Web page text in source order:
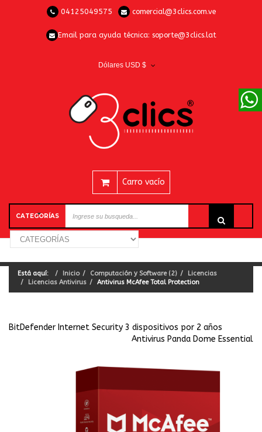
04125049575 comercial@3clics.com.ve
Email para ayuda técnica: soporte@3clics.lat
Dólares USD $
Carro vacío
CATEGORÍAS
Está aquí: Inicio Computación y Software (2)
Licencias
Licencias Antivirus
Antivirus McAfee Total Protection
BitDefender Internet Security 3 dispositivos por 2 años
Antivirus Panda Dome Essential